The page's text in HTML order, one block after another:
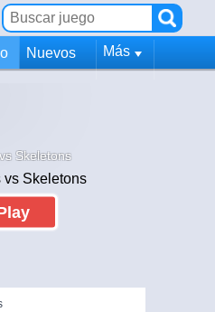
Nuevos Más
Skeletons